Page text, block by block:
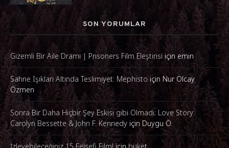
SON YORUMLAR
Gizemli Bir Aile Dramı | Prisoners Film Eleştirisi için emin
Sahne Işıkları Altında Teslimiyet: Mephisto için Nur Olcay
Özmen
Sonra Bir Daha Hiçbir Şey Eskisi gibi Olmadı: Love Story:
Carolyn Bessette & John F. Kennedy için Duygu Ö.
İzleyebileceğiniz 15 Felsefi Film!içinbuket